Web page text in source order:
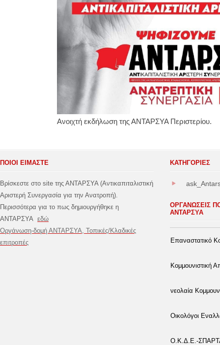
Ανοιχτή εκδήλωση της ΑΝΤΑΡΣΥΑ Περιστερίου.
ΠΟΙΟΙ ΕΙΜΑΣΤΕ
Βρίσκεστε στο site της ΑΝΤΑΡΣΥΑ (Αντικαπιταλιστική
Αριστερή Συνεργασία για την Ανατροπή).
Περισσότερα για το πως δημιουργήθηκε η
ΑΝΤΑΡΣΥΑ εδώ
Οργάνωση-δομή ΑΝΤΑΡΣΥΑ, Τοπικές/Κλαδικές
επιτροπές
ΚΑΤΗΓΟΡΊΕΣ
ΟΡΓΑΝΩΣΕΙΣ
ΑΝΤΑΡΣΥΑ
Επαναστατικό
Κομμουνιστική
νεολαία
Οικολόγοι
Ο.Κ.Δ.Ε.-